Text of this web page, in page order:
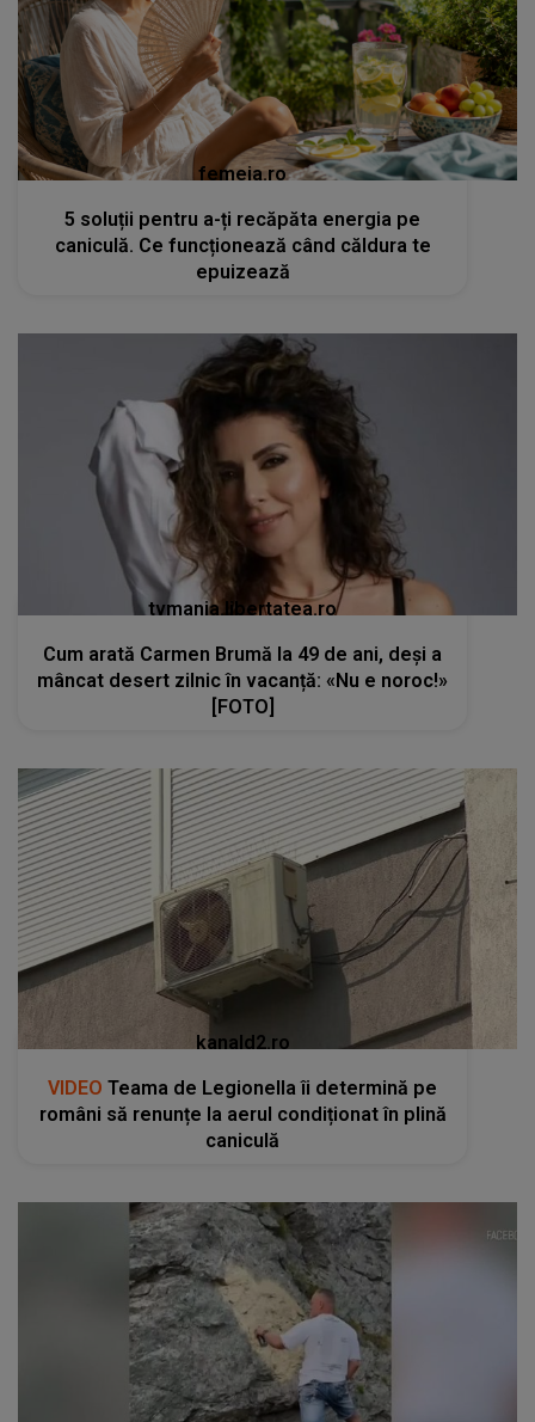
femeia.ro
5 soluții pentru a-ți recăpăta energia pe
caniculă. Ce funcționează când căldura te
epuizează
tvmania.libertatea.ro
Cum arată Carmen Brumă la 49 de ani, deși a
mâncat desert zilnic în vacanță: «Nu e noroc!»
[FOTO]
kanald2.ro
VIDEO Teama de Legionella îi determină pe
români să renunțe la aerul condiționat în plină
caniculă